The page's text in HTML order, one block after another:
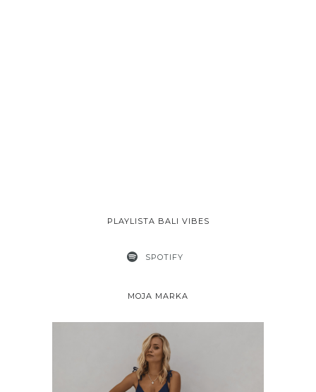
PLAYLISTA BALI VIBES
SPOTIFY
MOJA MARKA